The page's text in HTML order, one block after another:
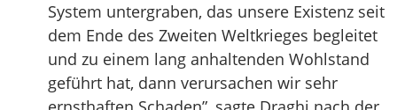
System untergraben, das unsere Existenz seit
dem Ende des Zweiten Weltkrieges begleitet
und zu einem lang anhaltenden Wohlstand
geführt hat, dann verursachen wir sehr